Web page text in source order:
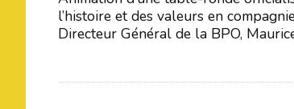
l’histoire et des valeurs en
Directeur Général de la BPO,